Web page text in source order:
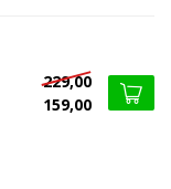
229,00
159,00